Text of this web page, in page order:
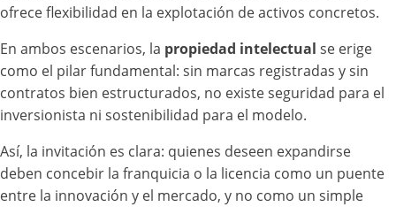
ofrece flexibilidad en la explotación de activos concretos.
En ambos escenarios, la propiedad intelectual se erige
como el pilar fundamental: sin marcas registradas y sin
contratos bien estructurados, no existe seguridad para el
inversionista ni sostenibilidad para el modelo.
Así, la invitación es clara: quienes deseen expandirse
deben concebir la franquicia o la licencia como un puente
entre la innovación y el mercado, y no como un simple